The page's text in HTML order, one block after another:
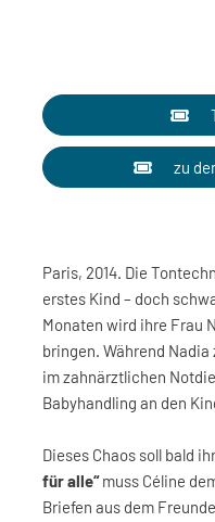
zu
Paris, 2014. Die
erstes Kind – doch
Monaten wird ihre Frau
bringen. Während
im zahnärztlichen
Babyhandling an den
Dieses Chaos soll bald
für alle“muss Céline
Briefen aus dem